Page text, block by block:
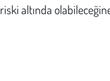
altında